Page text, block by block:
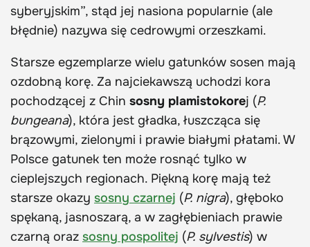
syberyjskim”, stąd jej nasiona popularnie (ale
błędnie) nazywa się cedrowymi orzeszkami.
Starsze egzemplarze wielu gatunków sosen mają
ozdobną korę. Za najciekawszą uchodzi kora
pochodzącej z Chin sosny plamistokorej (P.
bungeana), która jest gładka, łuszcząca się
brązowymi, zielonymi i prawie białymi płatami. W
Polsce gatunek ten może rosnąć tylko w
cieplejszych regionach. Piękną korę mają też
starsze okazy sosny czarnej (P. nigra), głęboko
spękaną, jasnoszarą, a w zagłębieniach prawie
czarną oraz sosny pospolitej (P. sylvestis) w